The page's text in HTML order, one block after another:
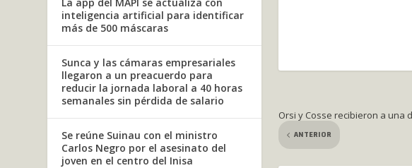
Orsi y Cosse recibieron a una
ANTERIOR
inteligencia artificial para identificar
más de 500 máscaras
Sunca y las cámaras empresariales
llegaron a un preacuerdo para
reducir la jornada laboral a 40 horas
semanales sin pérdida de salario
Se reúne Suinau con el ministro
Carlos Negro por el asesinato del
joven en el centro del Inisa